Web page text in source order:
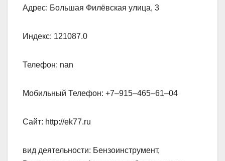
Адрес: Большая Филёвская улица, 3
Индекс: 121087.0
Телефон: nan
Мобильный Телефон: +7‒915‒465‒61‒04
Сайт: http://ek77.ru
вид деятельности: Бензоинструмент,